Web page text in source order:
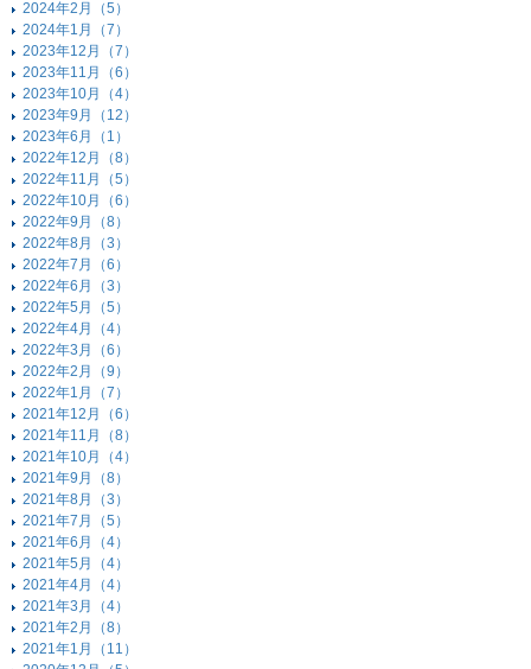
2024年2月（5）
2024年1月（7）
2023年12月（7）
2023年11月（6）
2023年10月（4）
2023年9月（12）
2023年6月（1）
2022年12月（8）
2022年11月（5）
2022年10月（6）
2022年9月（8）
2022年8月（3）
2022年7月（6）
2022年6月（3）
2022年5月（5）
2022年4月（4）
2022年3月（6）
2022年2月（9）
2022年1月（7）
2021年12月（6）
2021年11月（8）
2021年10月（4）
2021年9月（8）
2021年8月（3）
2021年7月（5）
2021年6月（4）
2021年5月（4）
2021年4月（4）
2021年3月（4）
2021年2月（8）
2021年1月（11）